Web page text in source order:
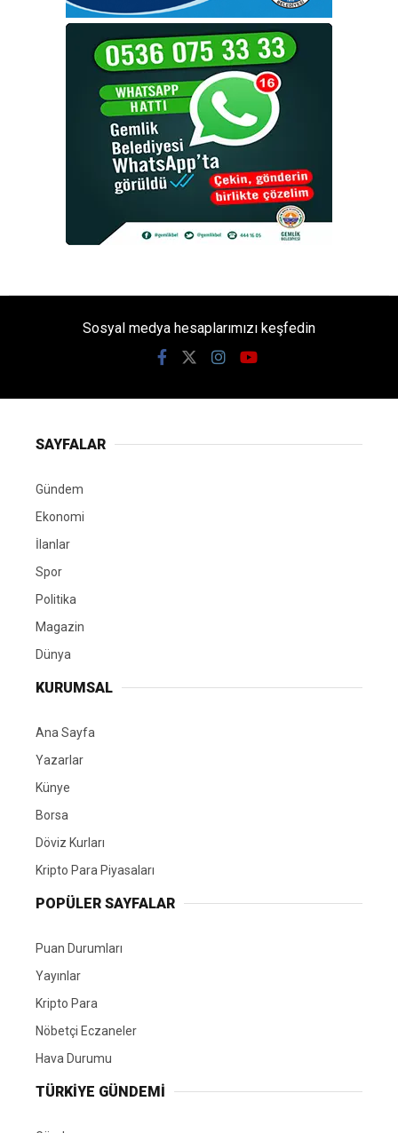
Sosyal medya hesaplarımızı keşfedin
SAYFALAR
Gündem
Ekonomi
İlanlar
Spor
Politika
Magazin
Dünya
KURUMSAL
Ana Sayfa
Yazarlar
Künye
Borsa
Döviz Kurları
Kripto Para Piyasaları
POPÜLER SAYFALAR
Puan Durumları
Yayınlar
Kripto Para
Nöbetçi Eczaneler
Hava Durumu
TÜRKIYE GÜNDEMI